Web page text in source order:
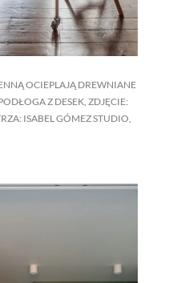
OCIEPLAJĄ DREWNIANE
Z DESEK, ZDJĘCIE:
ISABEL GÓMEZ STUDIO,